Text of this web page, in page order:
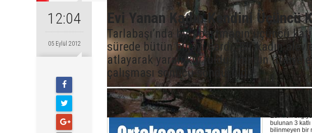
12:04
05 Eylül 2012
Evi Yanan Kadın Kendini Üçüncü
Tarlabaşı’nda bir apartmanın üçüncü
sürede bütün binayı sardı. Bir kadın
atlayarak yaralı kurtuldu. Yangın itfaiye
çalışması sonucu söndürüldü.
Edinilen bilgiye
bulunan 3 katlı
bilinmeyen bir